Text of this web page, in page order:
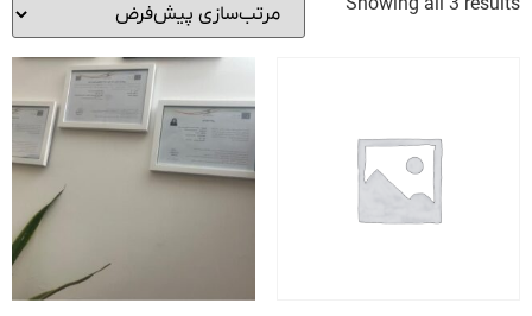
Showing all 3 results